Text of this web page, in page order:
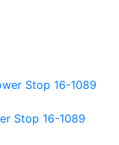
Stop 16-1089